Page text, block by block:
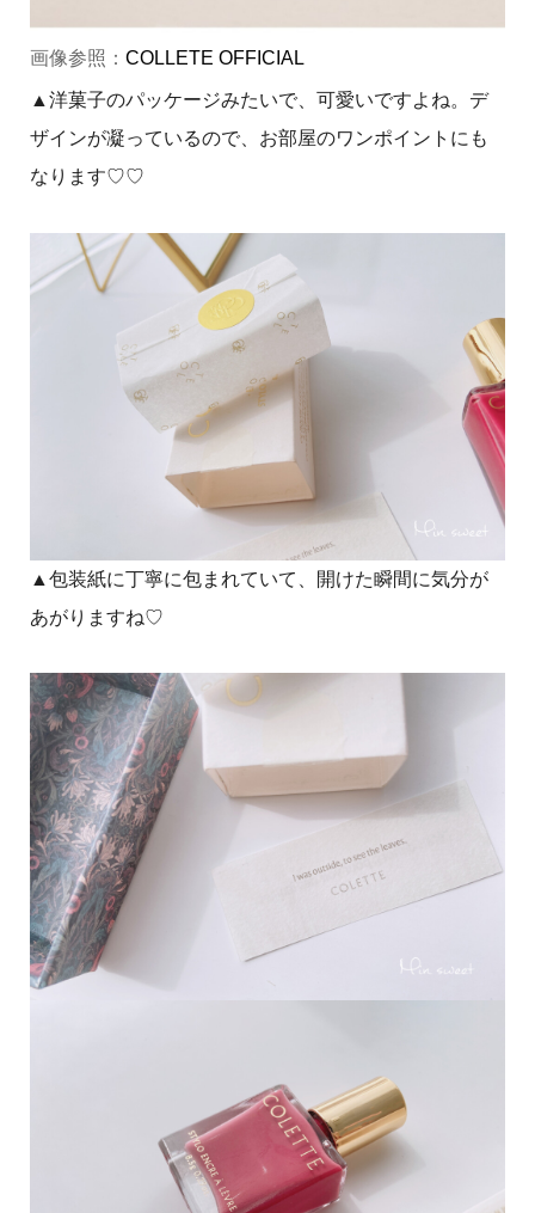
画像参照： COLLETE OFFICIAL
▲洋菓子のパッケージみたいで、可愛いですよね。デ
ザインが凝っているので、お部屋のワンポイントにも
なります♡♡
▲包装紙に丁寧に包まれていて、開けた瞬間に気分が
あがりますね♡